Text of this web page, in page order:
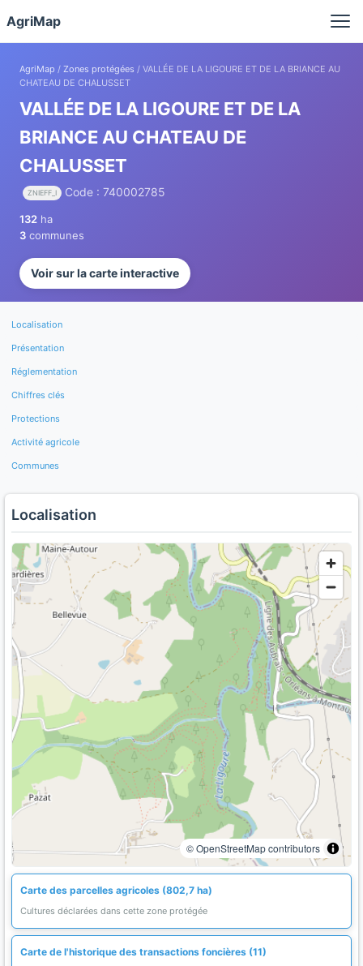
AgriMap
AgriMap / Zones protégées / VALLÉE DE LA LIGOURE ET DE LA BRIANCE AU
CHATEAU DE CHALUSSET
VALLÉE DE LA LIGOURE ET DE LA
BRIANCE AU CHATEAU DE
CHALUSSET
ZNIEFF_I Code : 740002785
132 ha
3 communes
Voir sur la carte interactive
Localisation
Présentation
Réglementation
Chiffres clés
Protections
Activité agricole
Communes
Localisation
© OpenStreetMap contributors
Carte des parcelles agricoles (802,7 ha)
Cultures déclarées dans cette zone protégée
Carte de l'historique des transactions foncières (11)